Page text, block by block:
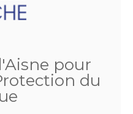
pour
du